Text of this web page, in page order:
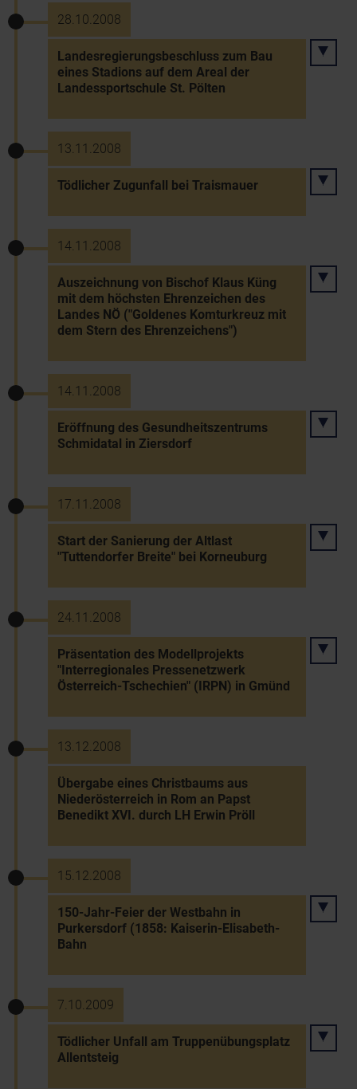
28.10.2008
Landesregierungsbeschluss zum Bau
eines Stadions auf dem Areal der
Landessportschule St. Pölten
13.11.2008
Tödlicher Zugunfall bei Traismauer
14.11.2008
Auszeichnung von Bischof Klaus Küng
mit dem höchsten Ehrenzeichen des
Landes NÖ ("Goldenes Komturkreuz mit
dem Stern des Ehrenzeichens")
14.11.2008
Eröffnung des Gesundheitszentrums
Schmidatal in Ziersdorf
17.11.2008
Start der Sanierung der Altlast
"Tuttendorfer Breite" bei Korneuburg
24.11.2008
Präsentation des Modellprojekts
"Interregionales Pressenetzwerk
Österreich-Tschechien" (IRPN) in Gmünd
13.12.2008
Übergabe eines Christbaums aus
Niederösterreich in Rom an Papst
Benedikt XVI. durch LH Erwin Pröll
15.12.2008
150-Jahr-Feier der Westbahn in
Purkersdorf (1858: Kaiserin-Elisabeth-
Bahn
7.10.2009
Tödlicher Unfall am Truppenübungsplatz
Allentsteig